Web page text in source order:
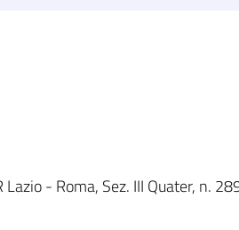
- Roma, Sez. III Quater, n.